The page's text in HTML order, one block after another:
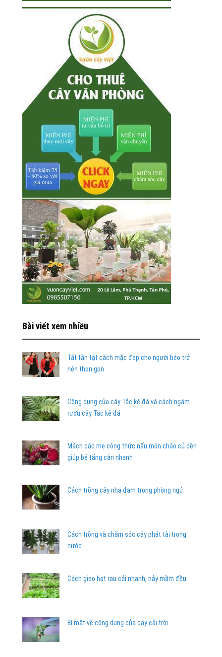
Bài viết xem nhiều
Tất tần tật cách mặc đẹp cho người béo trở
nên thon gọn
Công dụng của cây Tắc kè đá và cách ngâm
rượu cây Tắc kè đá
Mách các mẹ công thức nấu món cháo củ dền
giúp bé tăng cân nhanh
Cách trồng cây nha đam trong phòng ngủ
Cách trồng và chăm sóc cây phát tài trong
nước
Cách gieo hạt rau cải nhanh, nảy mầm đều
Bí mật về công dụng của cây cải trời